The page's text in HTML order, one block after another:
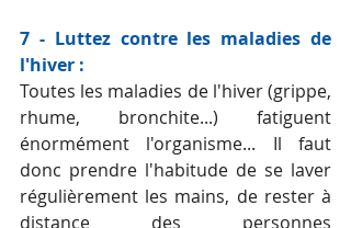
7 - Luttez contre les maladies de
l'hiver :
Toutes les maladies de l'hiver (grippe,
rhume, bronchite...) fatiguent
énormément l'organisme... Il faut
donc prendre l'habitude de se laver
régulièrement les mains, de rester à
distance des personnes